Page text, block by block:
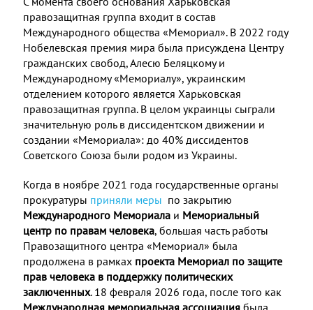
правозащитная группа входит в состав
Международного общества «Мемориал». В 2022 году
Нобелевская премия мира была присуждена Центру
гражданских свобод, Алесю Беляцкому и
Международному «Мемориалу», украинским
отделением которого является Харьковская
правозащитная группа. В целом украинцы сыграли
значительную роль в диссидентском движении и
создании «Мемориала»: до 40% диссидентов
Советского Союза были родом из Украины.
Когда в ноябре 2021 года государственные органы
прокуратуры приняли меры по закрытию
Международного Мемориала и Мемориальный
центр по правам человека, большая часть работы
Правозащитного центра «Мемориал» была
продолжена в рамках проекта Мемориал по защите
прав человека в поддержку политических
заключенных. 18 февраля 2026 года, после того как
Международная мемориальная ассоциация была